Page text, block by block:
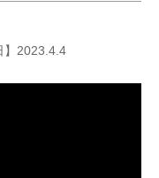
】2023.4.4